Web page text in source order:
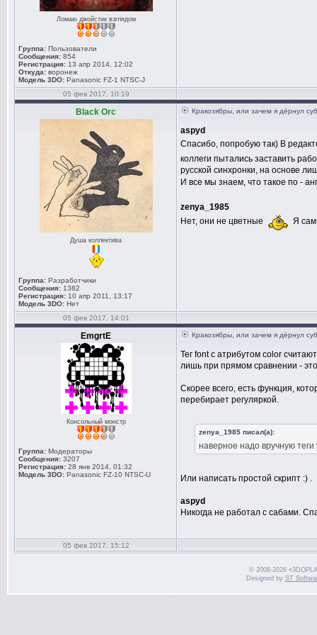
[V4+
Format:
Italic,
Spacing,
Alignment,
Style:
Format:
MarginR,
Dialogue:
падения в
Dialogue:
удалось
Dialogue:
Ломаю джойстик взглядом
Группа: Пользователи
Сообщения: 854
Регистрация: 13 апр 2014, 12:02
Откуда: воронеж
Модель 3DO: Panasonic FZ-1 NTSC-J
05 фев 2017, 10:19
Black Orc
Душа коллектива
Группа: Разработчики
Сообщения: 1382
Регистрация: 10 апр 2011, 13:17
Модель 3DO: Нет
Кракозябры, или зачем я дёрнул
aspyd
Спасибо, попробую так) В
коллеги пытались заставить
русской синхронки, на основе
И все мы знаем, что такое по -
zenya_1985
Нет, они не цветные
Я сам
05 фев 2017, 14:01
EmgrtE
Консольный монстр
Группа: Модераторы
Сообщения: 3207
Регистрация: 28 янв 2014, 01:32
Модель 3DO: Panasonic FZ-10 NTSC-U
Кракозябры, или зачем я дёрнул
Тег font с атрибутом color
лишь при прямом сравнении - это
Скорее всего, есть функция,
перебирает регуляркой.
zenya_1985 писал(а):
наверное надо вручную теги
Или написать простой скрипт :) .
aspyd
Никогда не работал с сабами.
05 фев 2017, 15:12
© 2008-2026
Designed by ST